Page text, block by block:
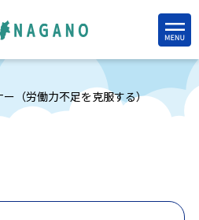
（労働力不足を克服する）